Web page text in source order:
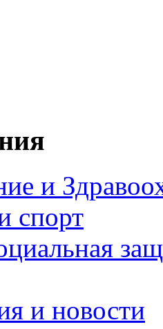
и
спорт
и новости